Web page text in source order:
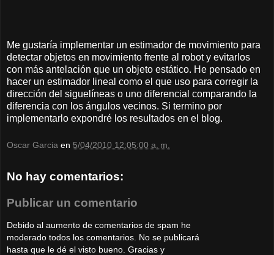
Me gustaría implementar un estimador de movimiento para
detectar objetos en movimiento frente al robot y evitarlos
con más antelación que un objeto estático. He pensado en
hacer un estimador lineal como el que uso para corregir la
dirección del siguelíneas o uno diferencial comparando la
diferencia con los ángulos vecinos. Si termino por
implementarlo expondré los resultados en el blog.
Oscar Garcia en 5/04/2010 12:05:00 a. m.
No hay comentarios:
Publicar un comentario
Debido al aumento de comentarios de spam he
moderado todos los comentarios. No se publicará
hasta que le dé el visto bueno. Gracias y